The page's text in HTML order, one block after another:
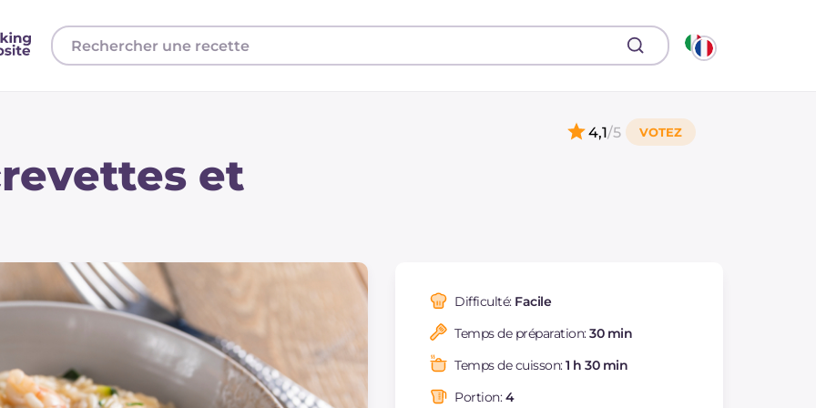
et
4,1/5
Difficulté: Facile
Temps de préparation:30 min
Temps de cuisson:1 h 30 min
Portion:4